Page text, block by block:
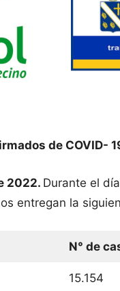
de COVID-
2022. Durante el
entregan la
N° de
15.154